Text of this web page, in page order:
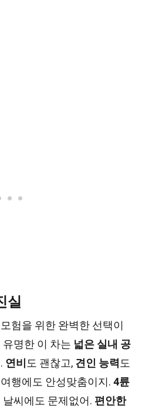
실
험을 위한 완벽한 선택이
유명한 이 차는 넓은 실내 공
연비 도 괜찮고, 견인 능력 도
행에도 안성맞춤이지. 4륜
날씨에도 문제없어. 편안한